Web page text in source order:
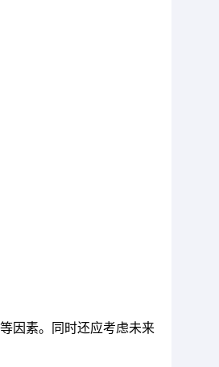
因素。同时还应考虑未来